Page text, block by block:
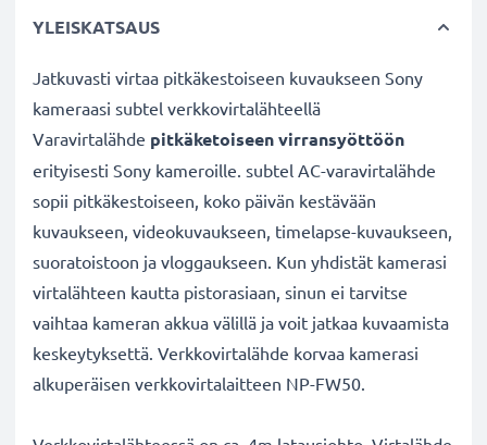
YLEISKATSAUS
Jatkuvasti virtaa pitkäkestoiseen kuvaukseen Sony
kameraasi subtel verkkovirtalähteellä
Varavirtalähde pitkäketoiseen virransyöttöön
erityisesti Sony kameroille. subtel AC-varavirtalähde
sopii pitkäkestoiseen, koko päivän kestävään
kuvaukseen, videokuvaukseen, timelapse-kuvaukseen,
suoratoistoon ja vloggaukseen. Kun yhdistät kamerasi
virtalähteen kautta pistorasiaan, sinun ei tarvitse
vaihtaa kameran akkua välillä ja voit jatkaa kuvaamista
keskeytyksettä. Verkkovirtalähde korvaa kamerasi
alkuperäisen verkkovirtalaitteen NP-FW50.